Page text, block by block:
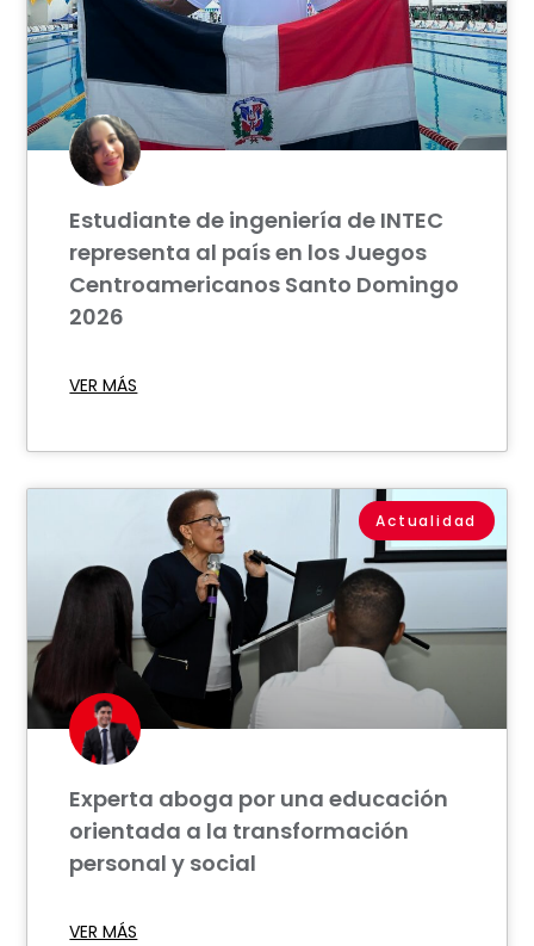
Estudiante de ingeniería de INTEC
representa al país en los Juegos
Centroamericanos Santo Domingo
2026
VER MÁS
Actualidad
Experta aboga por una educación
orientada a la transformación
personal y social
VER MÁS